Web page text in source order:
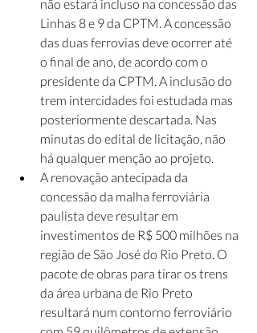
não estará incluso na concessão das
Linhas 8 e 9 da CPTM. A concessão
das duas ferrovias deve ocorrer até
o final de ano, de acordo com o
presidente da CPTM. A inclusão do
trem intercidades foi estudada mas
posteriormente descartada. Nas
minutas do edital de licitação, não
há qualquer menção ao projeto.
A renovação antecipada da
concessão da malha ferroviária
paulista deve resultar em
investimentos de R$ 500 milhões na
região de São José do Rio Preto. O
pacote de obras para tirar os trens
da área urbana de Rio Preto
resultará num contorno ferroviário